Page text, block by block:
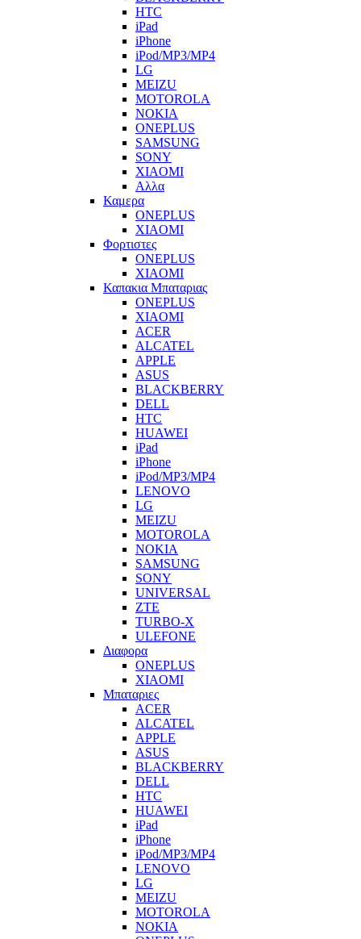
HTC
iPad
iPhone
iPod/MP3/MP4
LG
MEIZU
MOTOROLA
NOKIA
ONEPLUS
SAMSUNG
SONY
XIAOMI
Αλλα
Καμερα
ONEPLUS
XIAOMI
Φορτιστες
ONEPLUS
XIAOMI
Καπακια Μπαταριας
ONEPLUS
XIAOMI
ACER
ALCATEL
APPLE
ASUS
BLACKBERRY
DELL
HTC
HUAWEI
iPad
iPhone
iPod/MP3/MP4
LENOVO
LG
MEIZU
MOTOROLA
NOKIA
SAMSUNG
SONY
UNIVERSAL
ZTE
TURBO-X
ULEFONE
Διαφορα
ONEPLUS
XIAOMI
Μπαταριες
ACER
ALCATEL
APPLE
ASUS
BLACKBERRY
DELL
HTC
HUAWEI
iPad
iPhone
iPod/MP3/MP4
LENOVO
LG
MEIZU
MOTOROLA
NOKIA